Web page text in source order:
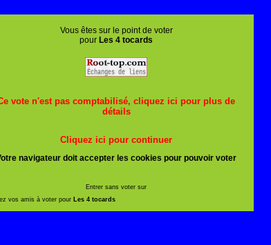
Vous êtes sur le point de voter
pour Les 4 tocards
vote n'est pas comptabilisé, cliquez ici pour plus de
détails
Cliquez ici pour continuer
navigateur doit accepter les cookies pour pouvoir voter
Entrer sans voter sur
vos amis à voter pour Les 4 tocards